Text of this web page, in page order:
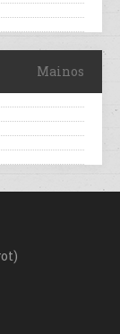
Mainos